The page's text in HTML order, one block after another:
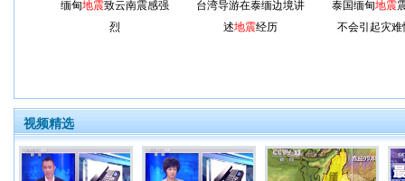
缅甸地震致云南震感强
烈
台湾导游在泰缅边境讲
述地震经历
泰国缅甸地震
不会引起灾难
视频精选